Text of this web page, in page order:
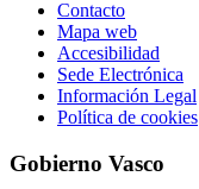
Contacto
Mapa web
Accesibilidad
Sede Electrónica
Información Legal
Política de cookies
Gobierno Vasco